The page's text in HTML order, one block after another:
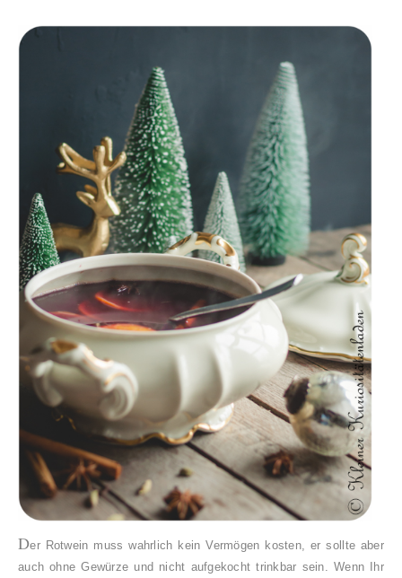
Der Rotwein muss wahrlich kein Vermögen kosten, er sollte aber
auch ohne Gewürze und nicht aufgekocht trinkbar sein. Wenn Ihr